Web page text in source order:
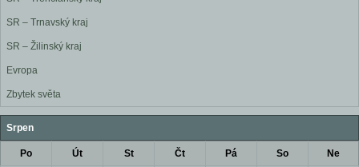
SR – Trnavský kraj
SR – Žilinský kraj
Evropa
Zbytek světa
Srpen
Po Út St Čt Pá So Ne